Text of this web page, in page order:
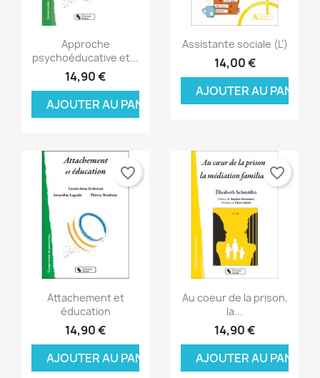
Aperçu rapide
Approche
psychoéducative et...
14,90 €
AJOUTER AU PANIER
Aperçu rapide
Assistante sociale (L')
14,00 €
AJOUTER AU PANIER
Aperçu rapide
Attachement et
éducation
14,90 €
AJOUTER AU PANIER
favorite_border
Aperçu rapide
Au coeur de la prison,
la...
14,90 €
AJOUTER AU PANIER
favorite_border